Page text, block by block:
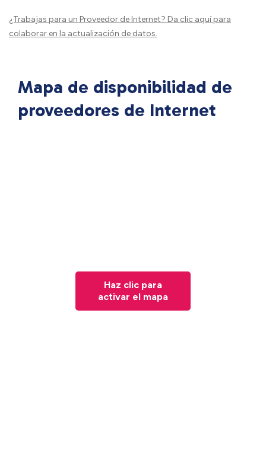
¿Trabajas para un Proveedor de Internet? Da clic aquípara
colaborar en la actualización de datos.
Mapa de disponibilidad de
proveedores de Internet
Haz clic para
activar el mapa